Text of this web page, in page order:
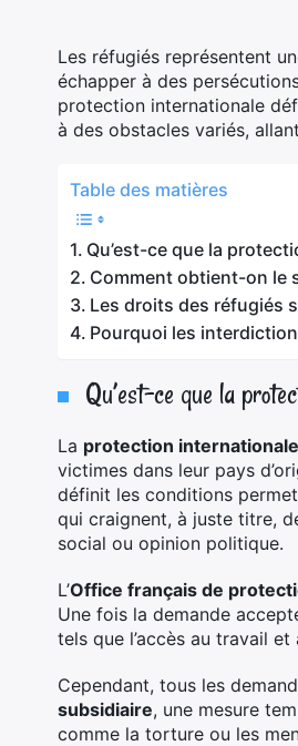
Les réfugiés représentent
échapper à des
protection internationale
à des obstacles variés,
Table des matières
Qu’est-ce que la
Comment obtient-on le
Les droits des réfugiés
Pourquoi les
Qu’est-ce que la
La protection internationale
victimes dans leur pays
définit les conditions
qui craignent, à juste titre,
social ou opinion politique.
L’Office français de
Une fois la demande
tels que l’accès au travail
Cependant, tous les
subsidiaire, une mesure
comme la torture ou les